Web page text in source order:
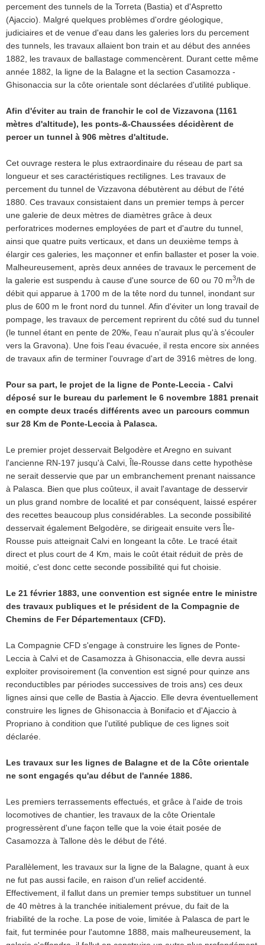
percement des tunnels de la Torreta (Bastia) et d'Aspretto
(Ajaccio). Malgré quelques problèmes d'ordre géologique,
judiciaires et de venue d'eau dans les galeries lors du percement
des tunnels, les travaux allaient bon train et au début des années
1882, les travaux de ballastage commencèrent. Durant cette même
année 1882, la ligne de la Balagne et la section Casamozza -
Ghisonaccia sur la côte orientale sont déclarées d'utilité publique.
Afin d'éviter au train de franchir le col de Vizzavona (1161
mètres d'altitude), les ponts-&-Chaussées décidèrent de
percer un tunnel à 906 mètres d'altitude.
Cet ouvrage restera le plus extraordinaire du réseau de part sa
longueur et ses caractéristiques rectilignes. Les travaux de
percement du tunnel de Vizzavona débutèrent au début de l'été
1880. Ces travaux consistaient dans un premier temps à percer
une galerie de deux mètres de diamètres grâce à deux
perforatrices modernes employées de part et d'autre du tunnel,
ainsi que quatre puits verticaux, et dans un deuxième temps à
élargir ces galeries, les maçonner et enfin ballaster et poser la voie.
Malheureusement, après deux années de travaux le percement de
la galerie est suspendu à cause d'une source de 60 ou 70 m3/h de
débit qui apparue à 1700 m de la tête nord du tunnel, inondant sur
plus de 600 m le front nord du tunnel. Afin d'éviter un long travail de
pompage, les travaux de percement reprirent du côté sud du tunnel
(le tunnel étant en pente de 20‰, l'eau n'aurait plus qu'à s'écouler
vers la Gravona). Une fois l'eau évacuée, il resta encore six années
de travaux afin de terminer l'ouvrage d'art de 3916 mètres de long.
Pour sa part, le projet de la ligne de Ponte-Leccia - Calvi
déposé sur le bureau du parlement le 6 novembre 1881 prenait
en compte deux tracés différents avec un parcours commun
sur 28 Km de Ponte-Leccia à Palasca.
Le premier projet desservait Belgodère et Aregno en suivant
l'ancienne RN-197 jusqu'à Calvi, Île-Rousse dans cette hypothèse
ne serait desservie que par un embranchement prenant naissance
à Palasca. Bien que plus coûteux, il avait l'avantage de desservir
un plus grand nombre de localité et par conséquent, laissé espérer
des recettes beaucoup plus considérables. La seconde possibilité
desservait également Belgodère, se dirigeait ensuite vers Île-
Rousse puis atteignait Calvi en longeant la côte. Le tracé était
direct et plus court de 4 Km, mais le coût était réduit de près de
moitié, c'est donc cette seconde possibilité qui fut choisie.
Le 21 février 1883, une convention est signée entre le ministre
des travaux publiques et le président de la Compagnie de
Chemins de Fer Départementaux (CFD).
La Compagnie CFD s'engage à construire les lignes de Ponte-
Leccia à Calvi et de Casamozza à Ghisonaccia, elle devra aussi
exploiter provisoirement (la convention est signé pour quinze ans
reconductibles par périodes successives de trois ans) ces deux
lignes ainsi que celle de Bastia à Ajaccio. Elle devra éventuellement
construire les lignes de Ghisonaccia à Bonifacio et d'Ajaccio à
Propriano à condition que l'utilité publique de ces lignes soit
déclarée.
Les travaux sur les lignes de Balagne et de la Côte orientale
ne sont engagés qu'au début de l'année 1886.
Les premiers terrassements effectués, et grâce à l'aide de trois
locomotives de chantier, les travaux de la côte Orientale
progressèrent d'une façon telle que la voie était posée de
Casamozza à Tallone dès le début de l'été.
Parallèlement, les travaux sur la ligne de la Balagne, quant à eux
ne fut pas aussi facile, en raison d'un relief accidenté.
Effectivement, il fallut dans un premier temps substituer un tunnel
de 40 mètres à la tranchée initialement prévue, du fait de la
friabilité de la roche. La pose de voie, limitée à Palasca de part le
fait, fut terminée pour l'automne 1888, mais malheureusement, la